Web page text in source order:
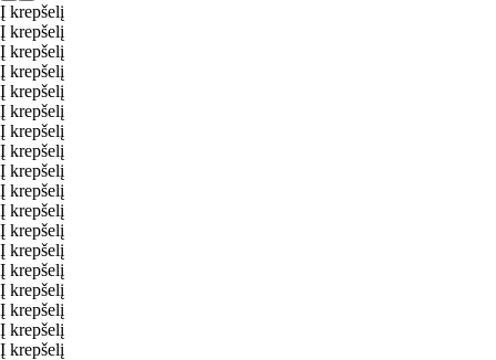
Į krepšelį
Į krepšelį
Į krepšelį
Į krepšelį
Į krepšelį
Į krepšelį
Į krepšelį
Į krepšelį
Į krepšelį
Į krepšelį
Į krepšelį
Į krepšelį
Į krepšelį
Į krepšelį
Į krepšelį
Į krepšelį
Į krepšelį
Į krepšelį